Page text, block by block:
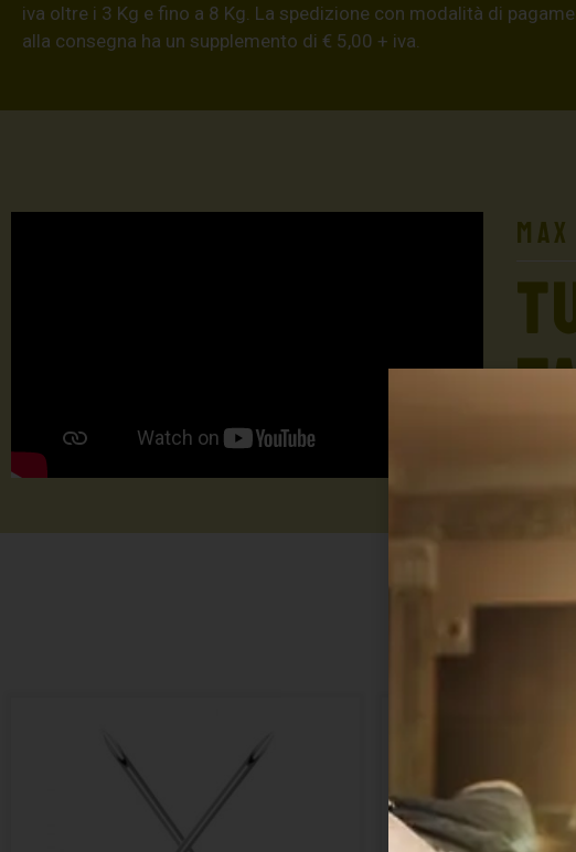
iva oltre i 3 Kg e fino a 8 Kg. La spedizione con modalità di
alla consegna ha un supplemento di € 5,00 + iva.